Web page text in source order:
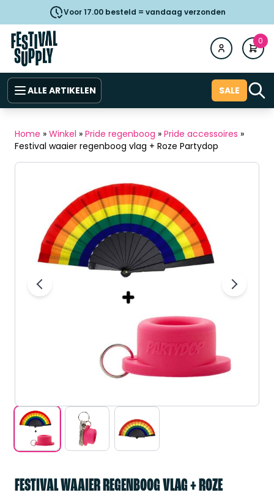
Voor 17.00 besteld = vandaag verzonden
0
ALLE ARTIKELEN SALE
Home » Winkel » Pride regenboog » Pride accessoires »
Festival waaier regenboog vlag + Roze Partydop
FESTIVAL WAAIER REGENBOOG VLAG + ROZE